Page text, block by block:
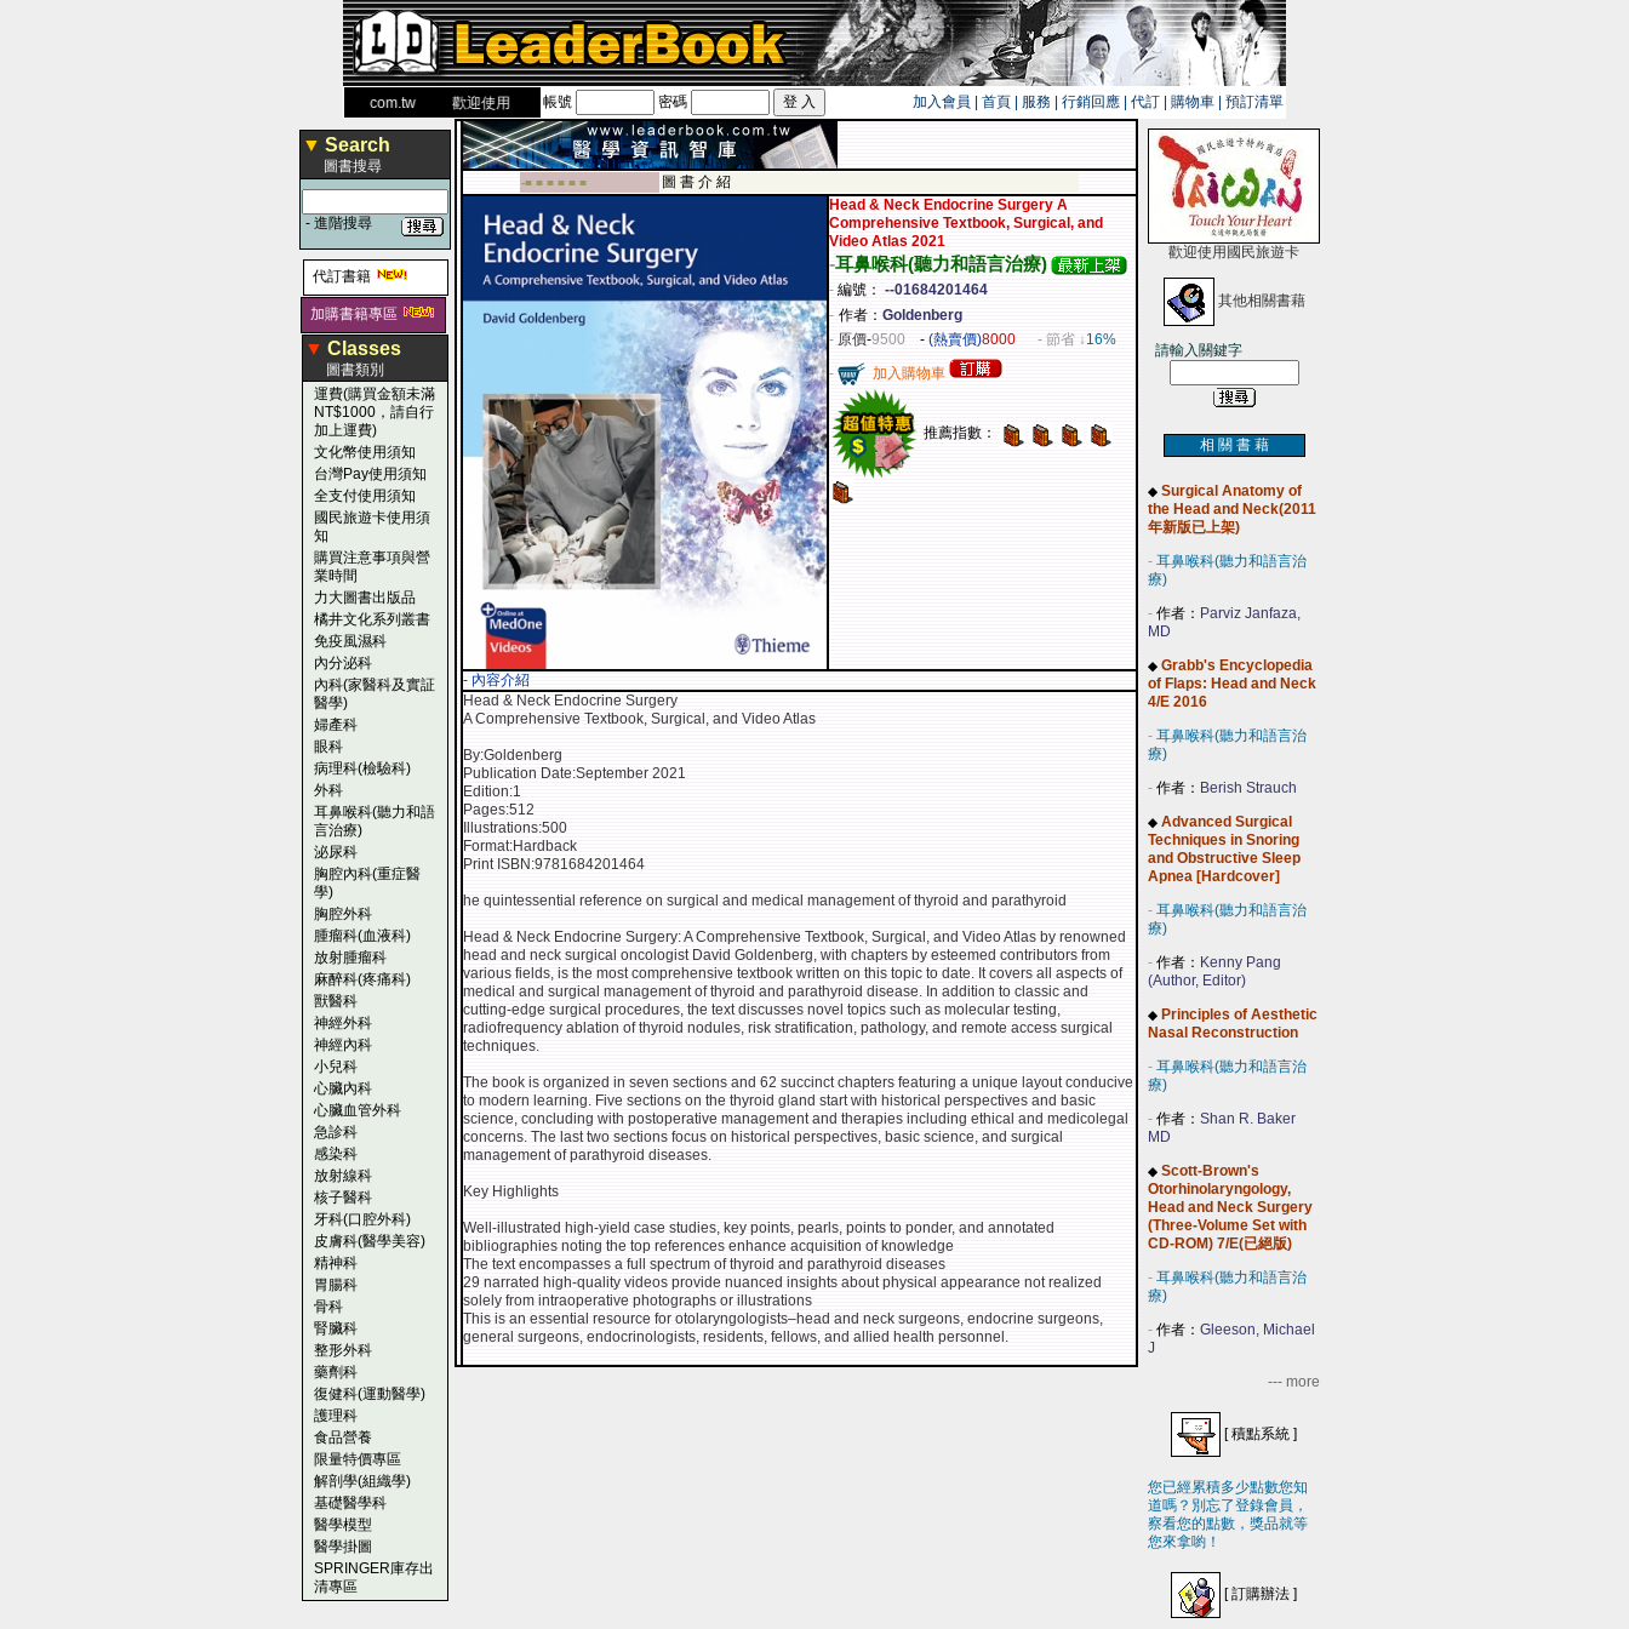
www.leaderbook.com.tw歡迎使用 國民旅遊卡！！
帳號 密碼 加入會員 首頁 服務 行銷回應 代訂 購物車 預訂清單
▼ Search
圖書搜尋
- 進階搜尋
代訂書籍
加購書籍專區
▼ Classes
圖書類別
運費(購買金額未滿
NT$1000，請自行
加上運費)
文化幣使用須知
台灣Pay使用須知
全支付使用須知
國民旅遊卡使用須
知
購買注意事項與營
業時間
力大圖書出版品
橘井文化系列叢書
免疫風濕科
內分泌科
內科(家醫科及實証
醫學)
婦產科
眼科
病理科(檢驗科)
外科
耳鼻喉科(聽力和語
言治療)
泌尿科
胸腔內科(重症醫
學)
胸腔外科
腫瘤科(血液科)
放射腫瘤科
麻醉科(疼痛科)
獸醫科
神經外科
神經內科
小兒科
心臟內科
心臟血管外科
急診科
感染科
放射線科
核子醫科
牙科(口腔外科)
皮膚科(醫學美容)
精神科
胃腸科
骨科
腎臟科
整形外科
藥劑科
復健科(運動醫學)
護理科
食品營養
限量特價專區
解剖學(組織學)
基礎醫學科
醫學模型
醫學掛圖
SPRINGER庫存出
清專區
-■ ■ ■ ■ ■ ■
圖 書 介 紹
Head & Neck Endocrine Surgery A
Comprehensive Textbook, Surgical, and
Video Atlas 2021
-耳鼻喉科(聽力和語言治療)
- 編號： --01684201464
- 作者： Goldenberg
- 原價-9500 - (熱賣價)8000 - 節省 ↓ 16%
-
加入購物車
推薦指數：
- 內容介紹
Head & Neck Endocrine Surgery
A Comprehensive Textbook, Surgical, and Video Atlas
By:Goldenberg
Publication Date:September 2021
Edition:1
Pages:512
Illustrations:500
Format:Hardback
Print ISBN:9781684201464
he quintessential reference on surgical and medical management of thyroid and parathyroid
Head & Neck Endocrine Surgery: A Comprehensive Textbook, Surgical, and Video Atlas by renowned
head and neck surgical oncologist David Goldenberg, with chapters by esteemed contributors from
various fields, is the most comprehensive textbook written on this topic to date. It covers all aspects of
medical and surgical management of thyroid and parathyroid disease. In addition to classic and
cutting-edge surgical procedures, the text discusses novel topics such as molecular testing,
radiofrequency ablation of thyroid nodules, risk stratification, pathology, and remote access surgical
techniques.
The book is organized in seven sections and 62 succinct chapters featuring a unique layout conducive
to modern learning. Five sections on the thyroid gland start with historical perspectives and basic
science, concluding with postoperative management and therapies including ethical and medicolegal
concerns. The last two sections focus on historical perspectives, basic science, and surgical
management of parathyroid diseases.
Key Highlights
Well-illustrated high-yield case studies, key points, pearls, points to ponder, and annotated
bibliographies noting the top references enhance acquisition of knowledge
The text encompasses a full spectrum of thyroid and parathyroid diseases
29 narrated high-quality videos provide nuanced insights about physical appearance not realized
solely from intraoperative photographs or illustrations
This is an essential resource for otolaryngologists–head and neck surgeons, endocrine surgeons,
general surgeons, endocrinologists, residents, fellows, and allied health personnel.
歡迎使用國民旅遊卡
其他相關書藉
請輸入關鍵字
相 關 書 藉
◆ Surgical Anatomy of
the Head and Neck(2011
年新版已上架)
- 耳鼻喉科(聽力和語言治
療)
- 作者： Parviz Janfaza,
MD
◆ Grabb's Encyclopedia
of Flaps: Head and Neck
4/E 2016
- 耳鼻喉科(聽力和語言治
療)
- 作者： Berish Strauch
◆ Advanced Surgical
Techniques in Snoring
and Obstructive Sleep
Apnea [Hardcover]
- 耳鼻喉科(聽力和語言治
療)
- 作者： Kenny Pang
(Author, Editor)
◆ Principles of Aesthetic
Nasal Reconstruction
- 耳鼻喉科(聽力和語言治
療)
- 作者： Shan R. Baker
MD
◆ Scott-Brown's
Otorhinolaryngology,
Head and Neck Surgery
(Three-Volume Set with
CD-ROM) 7/E(已絕版)
- 耳鼻喉科(聽力和語言治
療)
- 作者： Gleeson, Michael
J
--- more
[積點系統 ]
您已經累積多少點數您知
道嗎？別忘了登錄會員，
察看您的點數，獎品就等
您來拿喲！
[訂購辦法 ]